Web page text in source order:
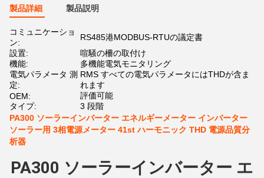
製品詳細 製品説明
コミュニケーショ
ン:
RS485港MODBUS-RTUの議定書
設置:
喧騒の柵の取付け
機能:
多機能電気モニタリング
電気パラメータ 測
定:
RMS すべての電気パラメータにはTHDが含ま
れます
OEM:
評価可能
タイプ:
3 段階
PA300 ソーラーインバーター エネルギーメーター インバーター
ソーラー用 3相電源メーター 41st ハーモニック THD 電源品質分
析器
PA300 ソーラーインバーター エ